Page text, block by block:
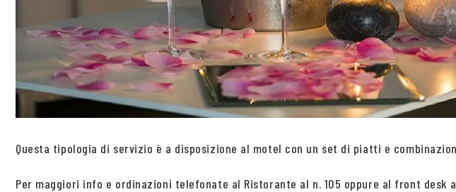
Questa tipologia di servizio è a disposizione al motel con un set di piatti e
Per maggiori info e ordinazioni telefonate al Ristorante al n. 105 oppure al front desk